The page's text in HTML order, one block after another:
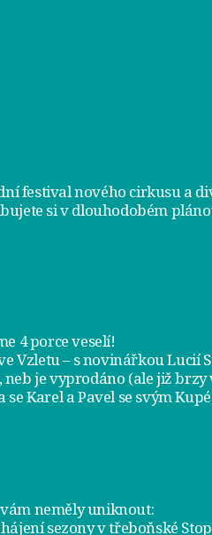
festival nového cirkusu a
si v dlouhodobém
4 porce veselí!
Vzletu– s novinářkou Lucií
neb je vyprodáno (ale již
se Karel a Pavel se svým
neměly uniknout:
sezony vtřeboňské